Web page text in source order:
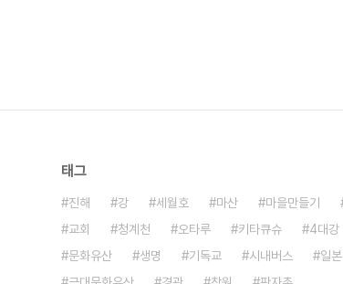
태그
진해 강 세월호 마산 마을만들기
교회
청계천 오타루 키타큐슈 4대강
문화유산
생명 기독교 시내버스 일본